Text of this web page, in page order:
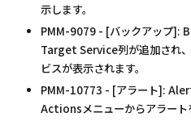
示します。
PMM-9079 - [バックアップ]:
Target Service列が追加され
ビスが表示されます。
PMM-10773 - [アラート]:
Actionsメニューからアラート